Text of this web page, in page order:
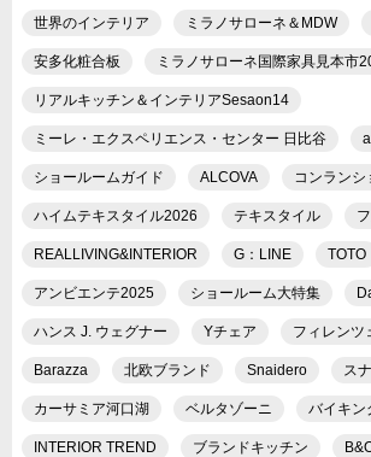
世界のインテリア ミラノサローネ＆MDW
安多化粧合板 ミラノサローネ国際家具見本市
リアルキッチン＆インテリアSesaon14
ミーレ・エクスペリエンス・センター 日比谷
ショールームガイド ALCOVA コンランシ
ハイムテキスタイル2026 テキスタイル
REALLIVING&INTERIOR G：LINE TOTO
アンビエンテ2025 ショールーム大特集
ハンス J. ウェグナー Yチェア フィレンツ
Barazza 北欧ブランド Snaidero ス
カーサミア河口湖 ベルタゾーニ バイキン
INTERIOR TREND ブランドキッチン